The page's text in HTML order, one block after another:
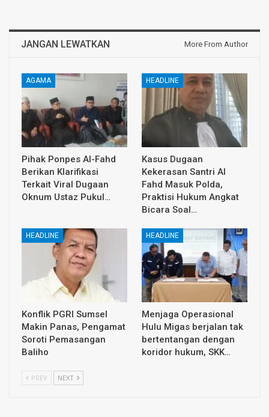
JANGAN LEWATKAN More From Author
AGAMA
Pihak Ponpes Al-Fahd
Berikan Klarifikasi
Terkait Viral Dugaan
Oknum Ustaz Pukul…
HEADLINE
Kasus Dugaan
Kekerasan Santri Al
Fahd Masuk Polda,
Praktisi Hukum Angkat
Bicara Soal…
HEADLINE
Konflik PGRI Sumsel
Makin Panas, Pengamat
Soroti Pemasangan
Baliho
HEADLINE
Menjaga Operasional
Hulu Migas berjalan tak
bertentangan dengan
koridor hukum, SKK…
PREV NEXT